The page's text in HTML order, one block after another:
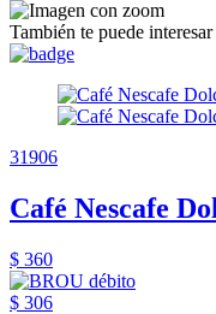
También te puede interesar
31906
Café Nescafe
$ 360
$ 306